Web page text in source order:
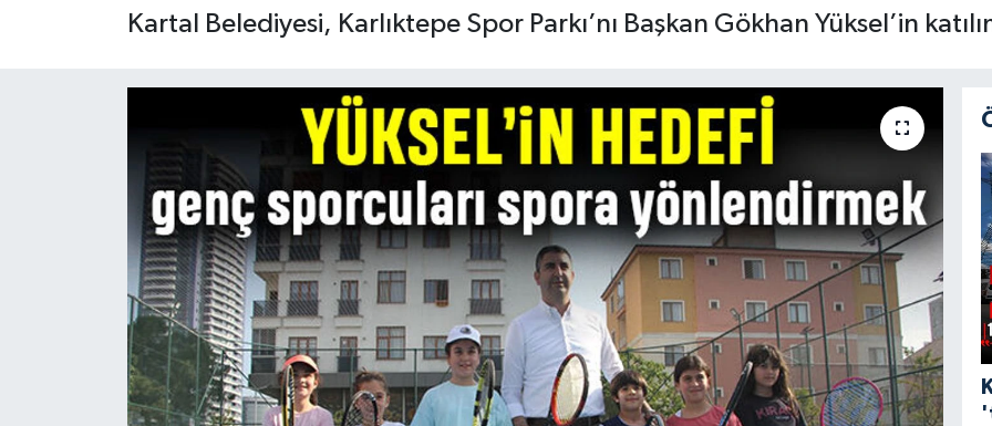
Kartal Belediyesi, Karlıktepe Spor Parkı’nı Başkan Gökhan Yüksel’in